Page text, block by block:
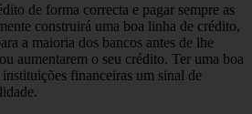
de forma correcta e pagar sempre as
construirá uma boa linha de crédito,
a maioria dos bancos antes de lhe
aumentarem o seu crédito. Ter uma boa
financeiras um sinal de